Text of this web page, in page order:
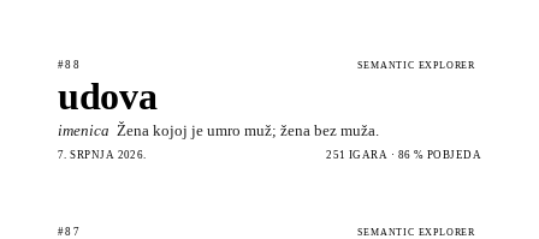
#88 SEMANTIC EXPLORER
udova
imenica Žena kojoj je umro muž; žena bez muža.
7. SRPNJA 2026. 251 IGARA · 86 % POBJEDA
#87 SEMANTIC EXPLORER